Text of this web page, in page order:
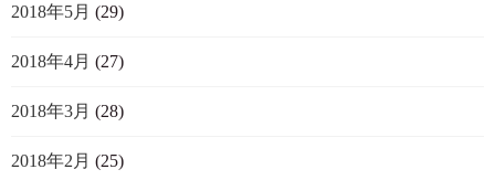
2018年5月 (29)
2018年4月 (27)
2018年3月 (28)
2018年2月 (25)